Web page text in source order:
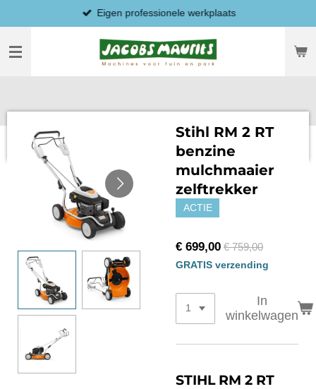
direct
naar
hoofdinhoud
Eigen professionele werkplaats
Stihl RM 2 RT
benzine
mulchmaaier
zelftrekker
ACTIE
€ 699,00 € 759,00
GRATIS verzending
In
winkelwagen
STIHL RM 2 RT